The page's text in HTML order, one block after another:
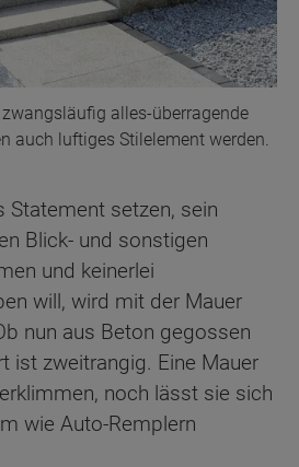
alles-überragende
auch luftiges Stilelement werden.
Statement setzen, sein
Blick- und sonstigen
und keinerlei
will, wird mit der Mauer
nun aus Beton gegossen
ist zweitrangig. Eine Mauer
noch lässt sie sich
wie Auto-Remplern